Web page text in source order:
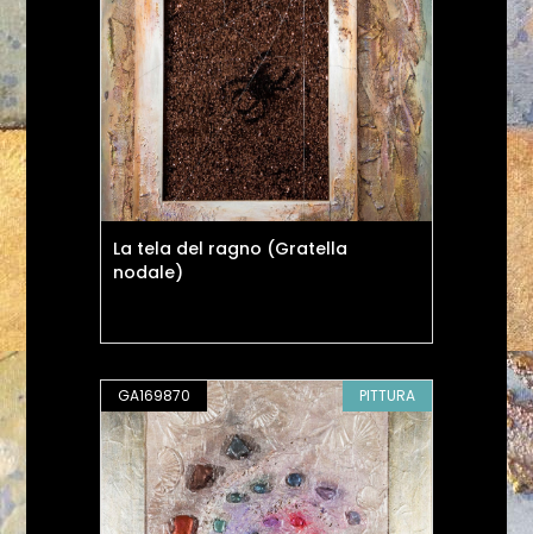
La tela del ragno (Gratella
nodale)
GA169870 PITTURA